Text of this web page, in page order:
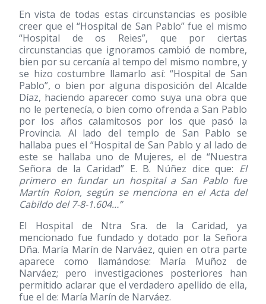
En vista de todas estas circunstancias es posible
creer que el “Hospital de San Pablo” fue el mismo
“Hospital de os Reies”, que por ciertas
circunstancias que ignoramos cambió de nombre,
bien por su cercanía al tempo del mismo nombre, y
se hizo costumbre llamarlo así: “Hospital de San
Pablo”, o bien por alguna disposición del Alcalde
Díaz, haciendo aparecer como suya una obra que
no le pertenecía, o bien como ofrenda a San Pablo
por los años calamitosos por los que pasó la
Provincia. Al lado del templo de San Pablo se
hallaba pues el “Hospital de San Pablo y al lado de
este se hallaba uno de Mujeres, el de “Nuestra
Señora de la Caridad” E. B. Núñez dice que: El
primero en fundar un hospital a San Pablo fue
Martín Rolon, según se menciona en el Acta del
Cabildo del 7-8-1.604…”
El Hospital de Ntra Sra. de la Caridad, ya
mencionado fue fundado y dotado por la Señora
Dña. María Marín de Narváez, quien en otra parte
aparece como llamándose: María Muñoz de
Narváez; pero investigaciones posteriores han
permitido aclarar que el verdadero apellido de ella,
fue el de: María Marín de Narváez.